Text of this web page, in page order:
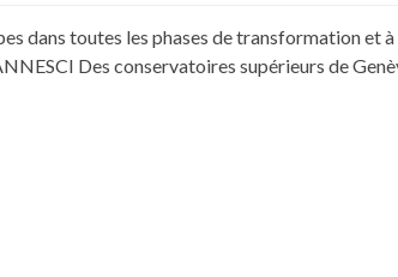
dans toutes les phases de transformation et
Des conservatoires supérieurs de